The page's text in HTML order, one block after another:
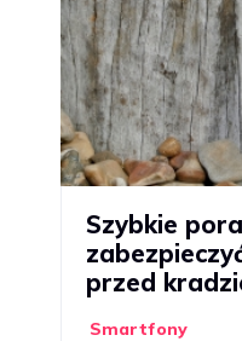
Szybkie
przed
Smartfony